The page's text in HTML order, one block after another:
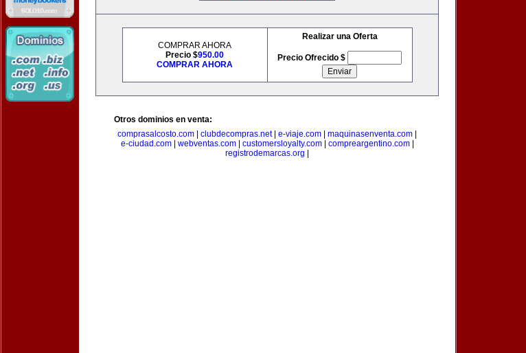
COMPRAR AHORA
Precio $950.00
COMPRAR AHORA
Realizar una Oferta
Precio Ofrecido $
Otros dominios en venta:
comprasalcosto.com
clubdecompras.net| e-viaje.com maquinasenventa.com
e-ciudad.com| webventas.com| customersloyalty.com| compreargentino.com|
registrodemarcas.org